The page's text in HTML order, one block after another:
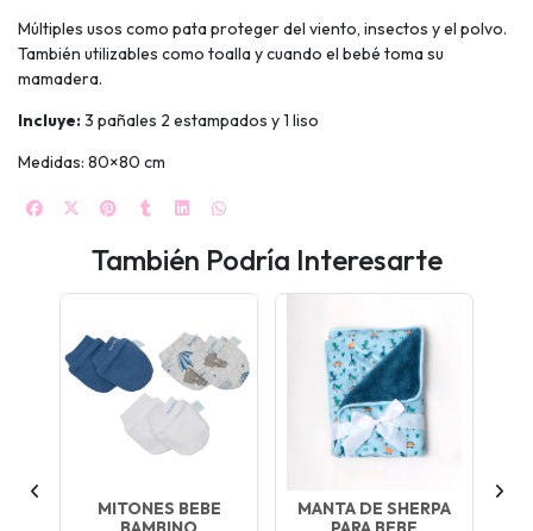
Múltiples usos como pata proteger del viento, insectos y el polvo.
También utilizables como toalla y cuando el bebé toma su
mamadera.
Incluye:3 pañales 2 estampados y 1 liso
Medidas: 80×80 cm
También Podría Interesarte
MITONES BEBE
MANTA DE SHERPA